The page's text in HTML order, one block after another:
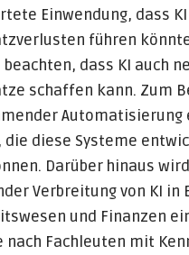
Einwendung, dass KI
führen
dass KI auch
schaffen kann. Zum
Automatisierung
die diese Systeme
Darüber hinaus
Verbreitung von KI in
und Finanzen
nach Fachleuten mit